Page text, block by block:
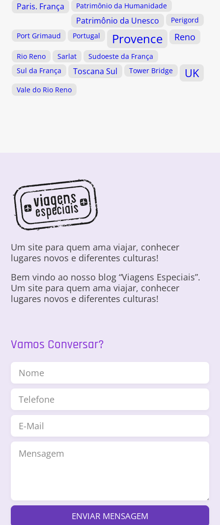
Paris. França Patrimônio da Humanidade
Patrimônio da Unesco
Perigord
Port Grimaud
Portugal Provence Reno
Rio Reno Sarlat
Sudoeste da França
Sul da França
Toscana Sul Tower Bridge UK
Vale do Rio Reno
Um site para quem ama viajar, conhecer
lugares novos e diferentes culturas!
Bem vindo ao nosso blog “Viagens Especiais”.
Um site para quem ama viajar, conhecer
lugares novos e diferentes culturas!
Vamos Conversar?